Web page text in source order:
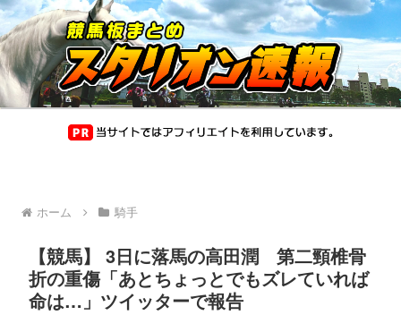
ホーム 騎手
【競馬】 3日に落馬の高田潤 第二頸椎骨
折の重傷「あとちょっとでもズレていれば
命は…」ツイッターで報告